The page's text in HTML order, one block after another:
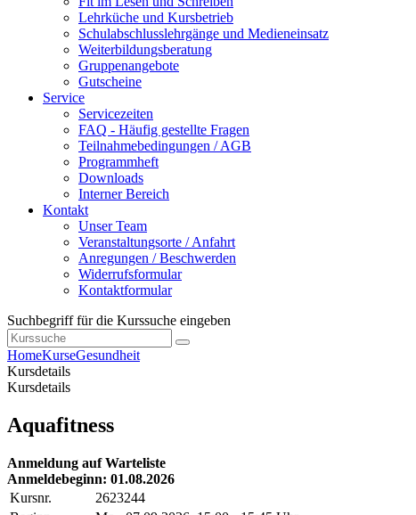
Lehrküche und Kursbetrieb
Schulabschlusslehrgänge und Medieneinsatz
Weiterbildungsberatung
Gruppenangebote
Gutscheine
Service
Servicezeiten
FAQ - Häufig gestellte Fragen
Teilnahmebedingungen / AGB
Programmheft
Downloads
Interner Bereich
Kontakt
Unser Team
Veranstaltungsorte / Anfahrt
Anregungen / Beschwerden
Widerrufsformular
Kontaktformular
Suchbegriff für die Kurssuche eingeben
HomeKurseGesundheit
Kursdetails
Kursdetails
Aquafitness
Anmeldung auf Warteliste
Anmeldebeginn: 01.08.2026
Kursnr.
2623244